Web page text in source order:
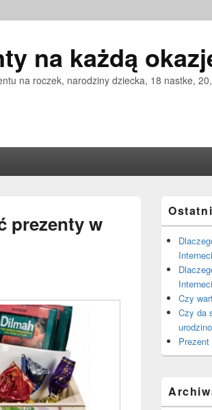
na każdą
na roczek, narodziny dziecka, 18 nastke,
prezenty w
Sidebar
Widget
Area
Czy
Czy da